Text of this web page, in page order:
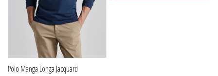
Polo Manga Longa Jacquard